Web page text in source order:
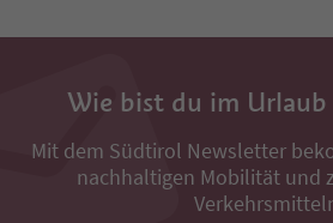
Wie bist du im Urlaub
Mit dem Südtirol Newsletter
nachhaltigen Mobilität und